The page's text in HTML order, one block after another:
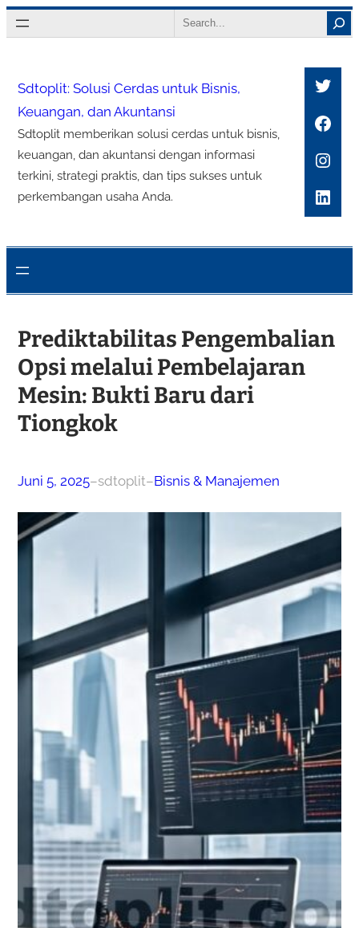
Lewati
ke
Search
Sdtoplit: Solusi Cerdas untuk Bisnis,
Keuangan, dan Akuntansi
Sdtoplit memberikan solusi cerdas untuk bisnis,
keuangan, dan akuntansi dengan informasi
terkini, strategi praktis, dan tips sukses untuk
perkembangan usaha Anda.
Prediktabilitas Pengembalian
Opsi melalui Pembelajaran
Mesin: Bukti Baru dari
Tiongkok
Juni 5, 2025–sdtoplit–Bisnis & Manajemen